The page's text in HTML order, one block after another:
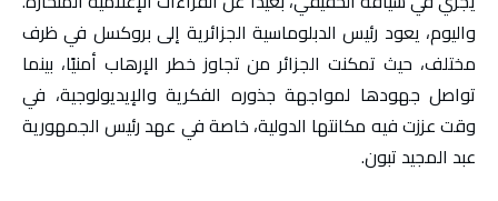
واليوم، يعود رئيس الدبلوماسية الجزائرية إلى بروكسل في ظرف
مختلف، حيث تمكنت الجزائر من تجاوز خطر الإرهاب أمنيًا، بينما
تواصل جهودها لمواجهة جذوره الفكرية والإيديولوجية، في
وقت عززت فيه مكانتها الدولية، خاصة في عهد رئيس الجمهورية
عبد المجيد تبون.